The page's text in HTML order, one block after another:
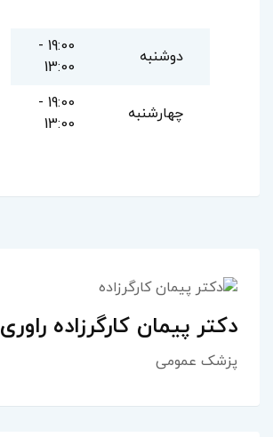
دوشنبه
19:00 -
13:00
چهارشنبه
19:00 -
13:00
دكتر پيمان كارگرزاده راوری
پزشک عمومی